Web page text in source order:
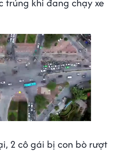
2 cô gái bị con bò rượt